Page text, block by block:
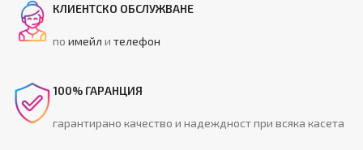
КЛИЕНТСКО ОБСЛУЖВАНЕ
поимейл ителефон
100% ГАРАНЦИЯ
гарантирано качество и надеждност при всяка касета